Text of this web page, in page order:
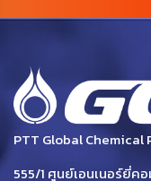
PTT Global
555/1 ศูนย์เอนเนอร์ยี่ค